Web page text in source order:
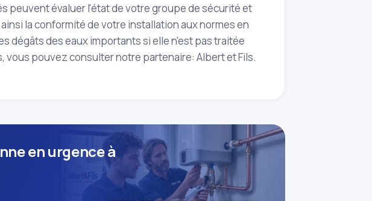
peuvent évaluer l'état de votre groupe de sécurité et
la conformité de votre installation aux normes en
dégâts des eaux importants si elle n'est pas traitée
pouvez consulter notre partenaire: Albert et Fils.
en urgence à